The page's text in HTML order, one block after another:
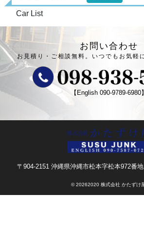
Car List
お問い合わせ
お見積り・ご相談無料。 いつでもお気軽
【English 090-9789-6980】
〒904-2151 沖縄県沖縄市松本字松本972番
©20262020 株式会社 かたずけ